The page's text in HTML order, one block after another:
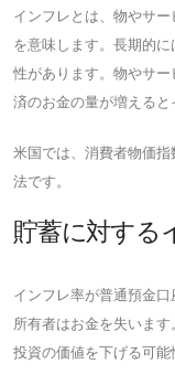
インフレとは、物やサ
を意味します。長期的
性があります。物やサ
済のお金の量が増えると
米国では、消費者物価
法です。
貯蓄に対する
インフレ率が普通預金口
所有者はお金を失いま
投資の価値を下げる可能